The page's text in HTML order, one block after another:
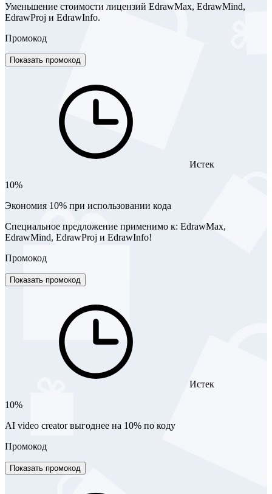
Уменьшение стоимости лицензий EdrawMax, EdrawMind,
EdrawProj и EdrawInfo.
Промокод
Показать промокод
Истек
10%
Экономия 10% при использовании кода
Специальное предложение применимо к: EdrawMax,
EdrawMind, EdrawProj и EdrawInfo!
Промокод
Показать промокод
Истек
10%
AI video creator выгоднее на 10% по коду
Промокод
Показать промокод